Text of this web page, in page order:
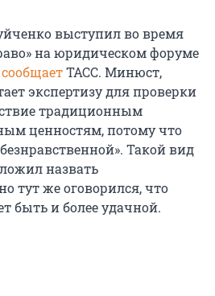
выступил во время
на юридическом форуме
сообщаетТАСС. Минюст,
экспертизу для проверки
традиционным
ценностям, потому что
Такой вид
назвать
тут же оговорился, что
быть и более удачной.